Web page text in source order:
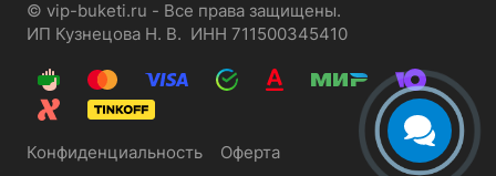
© vip-buketi.ru - Все права защищены.
ИП Кузнецова Н. В. ИНН 711500345410
Конфиденциальность Оферта